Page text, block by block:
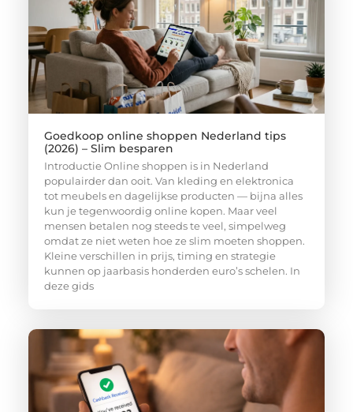
Goedkoop online shoppen Nederland tips
(2026) – Slim besparen
Introductie Online shoppen is in Nederland
populairder dan ooit. Van kleding en elektronica
tot meubels en dagelijkse producten — bijna alles
kun je tegenwoordig online kopen. Maar veel
mensen betalen nog steeds te veel, simpelweg
omdat ze niet weten hoe ze slim moeten shoppen.
Kleine verschillen in prijs, timing en strategie
kunnen op jaarbasis honderden euro’s schelen. In
deze gids